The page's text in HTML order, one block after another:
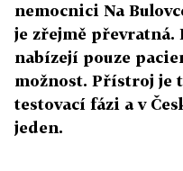
nemocnici Na
je zřejmě převratná.
nabízejí pouze
možnost. Přístroj je
testovací fázi a v
jeden.